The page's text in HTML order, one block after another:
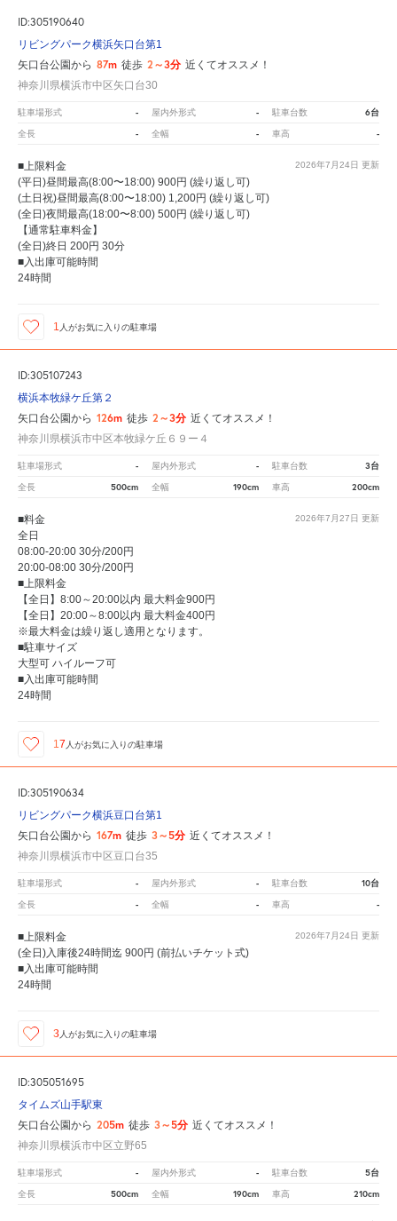
ID:305190640
リビングパーク横浜矢口台第1
矢口台公園から 87m 徒歩 2～3分 近くてオススメ！
神奈川県横浜市中区矢口台30
駐車場形式 - 屋内外形式 - 駐車台数 6台
全長 - 全幅 - 車高 -
2026年7月24日 更新
■上限料金
(平日)昼間最高(8:00〜18:00) 900円 (繰り返し可)
(土日祝)昼間最高(8:00〜18:00) 1,200円 (繰り返し可)
(全日)夜間最高(18:00〜8:00) 500円 (繰り返し可)
【通常駐車料金】
(全日)終日 200円 30分
■入出庫可能時間
24時間
1 人がお気に入りの駐車場
ID:305107243
横浜本牧緑ケ丘第２
矢口台公園から 126m 徒歩 2～3分 近くてオススメ！
神奈川県横浜市中区本牧緑ケ丘６９ー４
駐車場形式 - 屋内外形式 - 駐車台数 3台
全長 500cm 全幅 190cm 車高 200cm
2026年7月27日 更新
■料金
全日
08:00-20:00 30分/200円
20:00-08:00 30分/200円
■上限料金
【全日】8:00～20:00以内 最大料金900円
【全日】20:00～8:00以内 最大料金400円
※最大料金は繰り返し適用となります。
■駐車サイズ
大型可 ハイルーフ可
■入出庫可能時間
24時間
17 人がお気に入りの駐車場
ID:305190634
リビングパーク横浜豆口台第1
矢口台公園から 167m 徒歩 3～5分 近くてオススメ！
神奈川県横浜市中区豆口台35
駐車場形式 - 屋内外形式 - 駐車台数 10台
全長 - 全幅 - 車高 -
2026年7月24日 更新
■上限料金
(全日)入庫後24時間迄 900円 (前払いチケット式)
■入出庫可能時間
24時間
3 人がお気に入りの駐車場
ID:305051695
タイムズ山手駅東
矢口台公園から 205m 徒歩 3～5分 近くてオススメ！
神奈川県横浜市中区立野65
駐車場形式 - 屋内外形式 - 駐車台数 5台
全長 500cm 全幅 190cm 車高 210cm